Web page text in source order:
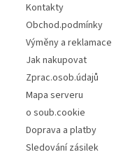
Kontakty
Obchod.podmínky
Výměny a reklamace
Jak nakupovat
Zprac.osob.údajů
Mapa serveru
o soub.cookie
Doprava a platby
Sledování zásilek